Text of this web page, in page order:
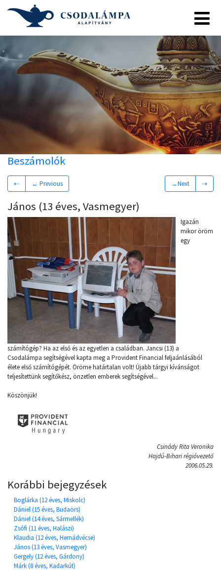
Beszámolók
⇠ ← Previous →Next ⇢
János (13 éves, Vasmegyer)
Igazán
mikor öröm
egy
számítógép? Ha az első és az egyetlen a családban. Jancsi (13) a
Csodalámpa segítségével kapta meg a Provident Financial feljaánlásából
élete első számítógépét. Öröme határtalan volt! Újabb tárgyi kívánságot
teljesítettünk segítőkész, önzetlen emberek segítségével...
Köszönjük!
Csinády Rita Veronika
Hajdú-Bihari régióvezető
2006.05.29.
Korábbi bejegyzések
Boglárka (12 éves, Miskolc)
Dániel (15 éves, Budaörs)
Dániel (14 éves, Sármellék)
Zsófi (11 éves, Halászi)
Klaudia (12 éves, Hernádvécse)
János (13 éves, Vasmegyer)
Gergely (12 éves, Gárdony)
Márk (8 éves, Kadarkút)